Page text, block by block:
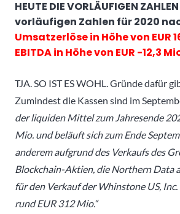
HEUTE DIE VORLÄUFIGEN
vorläufigen Zahlen für 2020
Umsatzerlöse in Höhe von EUR
EBITDA in Höhe von EUR -12,3
TJA. SO IST ES WOHL. Gründe dafür
Zumindest die Kassen sind im
der liquiden Mittel zum Jahresende
Mio. und beläuft sich zum Ende
anderem aufgrund des Verkaufs des
Blockchain-Aktien, die Northern Data
für den Verkauf der Whinstone US,
rund EUR 312 Mio.“